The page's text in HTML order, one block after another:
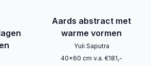
Aards abstract met
warme vormen
Yuli Saputra
40x60 cm v.a. €181,-